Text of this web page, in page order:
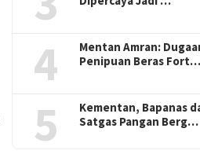
4
Mentan Amran:
Penipuan Beras Fort…
5
Kementan, Bapanas
Satgas Pangan Berg…